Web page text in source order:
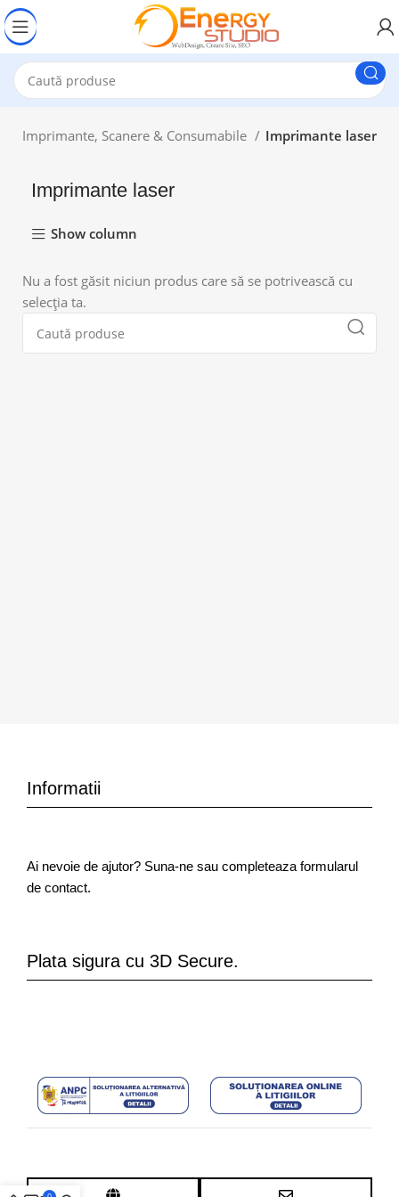
Imprimante, Scanere & Consumabile Imprimante laser
Imprimante laser
Show column
Nu a fost găsit niciun produs care să se potrivească cu
selecția ta.
Informatii
Ai nevoie de ajutor? Suna-ne sau completeaza formularul
de contact.
Plata sigura cu 3D Secure.